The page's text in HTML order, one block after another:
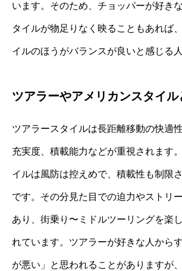
います。そのため、チョッパーが好き
タイルが物足りなく映ることもあれば
イルのほうがバランスが良いと感じる
ツアラーやアメリカンスタイル
ツアラースタイルは長距離移動の快適
充実度、積載能力などが重視されます
イルは風防は控えめで、積載性も制限
です。その分見た目での迫力やストリ
あり、街乗り〜ミドルツーリングを楽
れています。ツアラーが好きな人から
が悪い」と思われることがありますが